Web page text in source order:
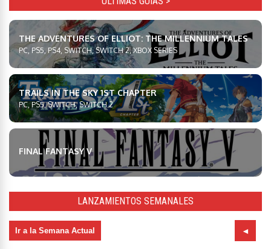
THE ADVENTURES OF ELLIOT: THE MILLENNIUM TALES
PC, PS5, PS4, SWITCH, SWITCH 2, XBOX SERIES
TRAILS IN THE SKY 1ST CHAPTER
PC, PS5, SWITCH, SWITCH 2
FINAL FANTASY V
LANZAMIENTOS SEMANALES
Ir a la Semana Actual